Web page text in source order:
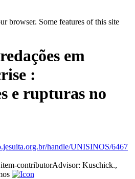
browser. Some features of this site
em
:
e rupturas no
handle/UNISINOS/6467
contributorAdvisor: Kuschick.,